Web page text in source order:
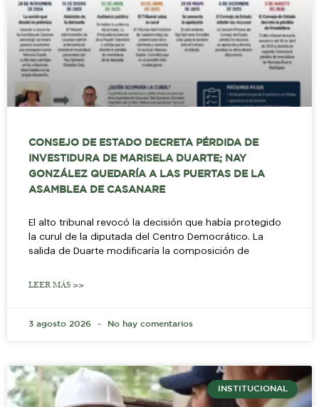
CONSEJO DE ESTADO DECRETA PÉRDIDA DE
INVESTIDURA DE MARISELA DUARTE; NAY
GONZÁLEZ QUEDARÍA A LAS PUERTAS DE LA
ASAMBLEA DE CASANARE
El alto tribunal revocó la decisión que había protegido
la curul de la diputada del Centro Democrático. La
salida de Duarte modificaría la composición de
LEER MÁS >>
3 agosto 2026 No hay comentarios
INSTITUCIONAL